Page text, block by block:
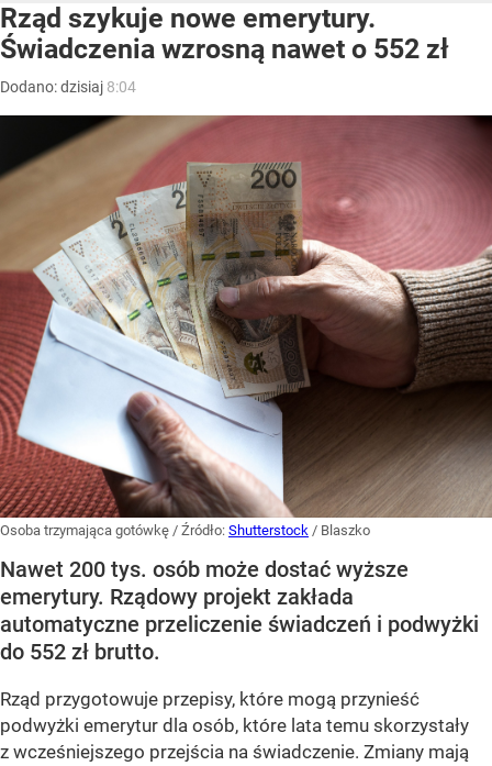
Rząd szykuje nowe emerytury.
Świadczenia wzrosną nawet o 552 zł
Dodano:dzisiaj 8:04
Osoba trzymająca gotówkę / Źródło: Shutterstock / Blaszko
Nawet 200 tys. osób może dostać wyższe
emerytury. Rządowy projekt zakłada
automatyczne przeliczenie świadczeń i podwyżki
do 552 zł brutto.
Rząd przygotowuje przepisy, które mogą przynieść
podwyżki emerytur dla osób, które lata temu skorzystały
z wcześniejszego przejścia na świadczenie. Zmiany mają